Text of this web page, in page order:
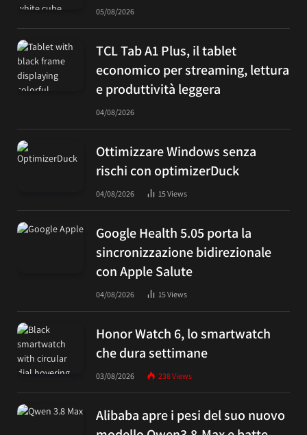
05/08/2026
TCL Tab A1 Plus, il tablet
economico per streaming, lettura
e produttività leggera
04/08/2026
Ottimizzare Windows senza
rischi con optimizerDuck
04/08/2026 15Views
Google Health 5.05 porta la
sincronizzazione bidirezionale
con Apple Salute
04/08/2026 15Views
Honor Watch 6, lo smartwatch
che dura settimane
03/08/2026 238Views
Alibaba apre i pesi del suo nuovo